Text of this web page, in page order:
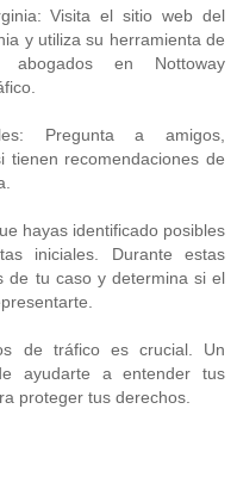
Visita el sitio web del
y utiliza su herramienta de
abogados en Nottoway
Pregunta a amigos,
tienen recomendaciones de
hayas identificado posibles
iniciales. Durante estas
de tu caso y determina si el
de tráfico es crucial. Un
ayudarte a entender tus
proteger tus derechos.